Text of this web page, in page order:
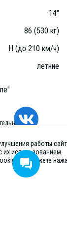
14"
86 (530 кг)
H (до 210 км/ч)
летние
437 (2) ГК
работы
их использованием.
вы можете